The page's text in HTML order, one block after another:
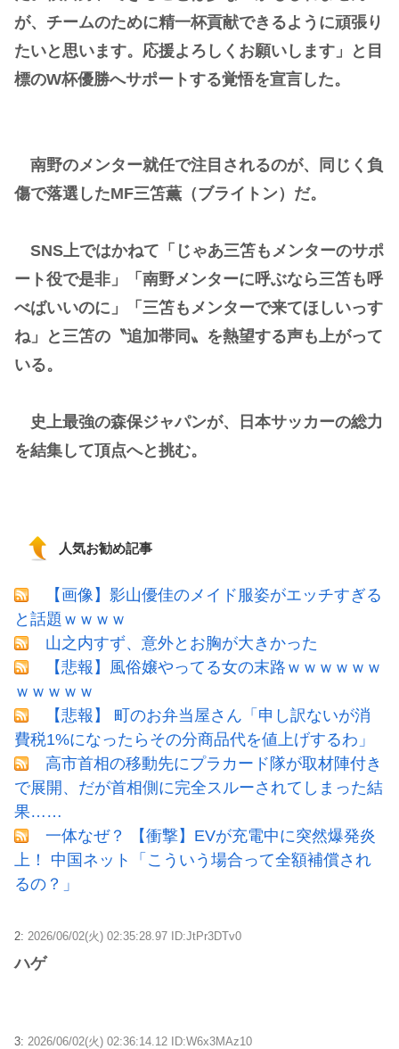
が、チームのために精一杯貢献できるように頑張り
たいと思います。応援よろしくお願いします」と目
標のW杯優勝へサポートする覚悟を宣言した。
南野のメンター就任で注目されるのが、同じく負
傷で落選したMF三笘薫（ブライトン）だ。
SNS上ではかねて「じゃあ三笘もメンターのサポ
ート役で是非」「南野メンターに呼ぶなら三笘も呼
べばいいのに」「三笘もメンターで来てほしいっす
ね」と三笘の〝追加帯同〟を熱望する声も上がって
いる。
史上最強の森保ジャパンが、日本サッカーの総力
を結集して頂点へと挑む。
人気お勧め記事
【画像】影山優佳のメイド服姿がエッチすぎる
と話題ｗｗｗｗ
山之内すず、意外とお胸が大きかった
【悲報】風俗嬢やってる女の末路ｗｗｗｗｗｗ
ｗｗｗｗｗ
【悲報】 町のお弁当屋さん「申し訳ないが消
費税1%になったらその分商品代を値上げするわ」
高市首相の移動先にプラカード隊が取材陣付き
で展開、だが首相側に完全スルーされてしまった結
果……
一体なぜ？ 【衝撃】EVが充電中に突然爆発炎
上！ 中国ネット「こういう場合って全額補償され
るの？」
2: 2026/06/02(火) 02:35:28.97 ID:JtPr3DTv0
ハゲ
3: 2026/06/02(火) 02:36:14.12 ID:W6x3MAz10